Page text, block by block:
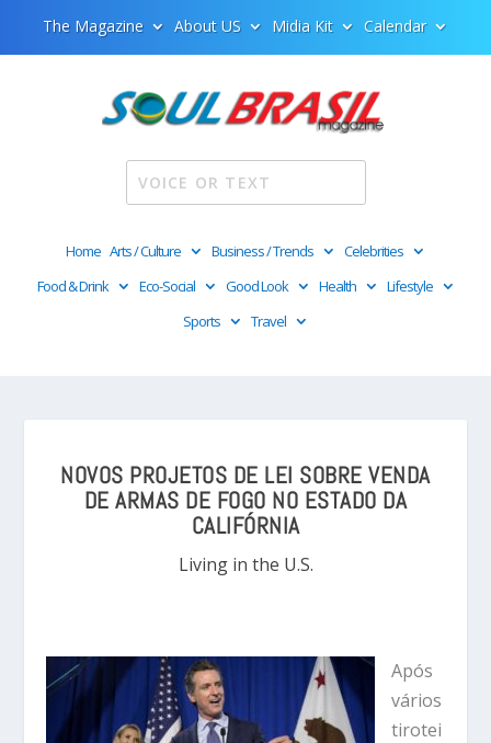
The Magazine About US Midia Kit Calendar
Home Arts / Culture Business / Trends
Celebrities
Food & Drink
Eco-Social Good Look Health
Lifestyle
Sports
Travel
NOVOS PROJETOS DE LEI SOBRE VENDA
DE ARMAS DE FOGO NO ESTADO DA
CALIFÓRNIA
Living in the U.S.
Após
vários
tirotei